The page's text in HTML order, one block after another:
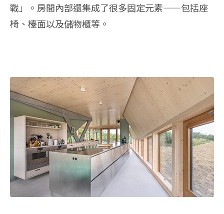
戰」。房間內部還集成了很多固定元素——包括座
椅、檯面以及儲物櫃等。